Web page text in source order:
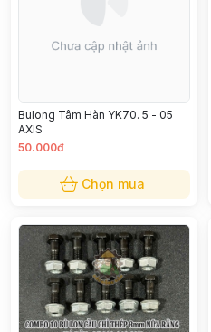
Bulong Tâm Hàn YK70. 5 - 05
AXIS
50.000đ
Chọn mua